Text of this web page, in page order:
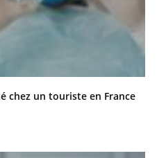
chez un touriste en France